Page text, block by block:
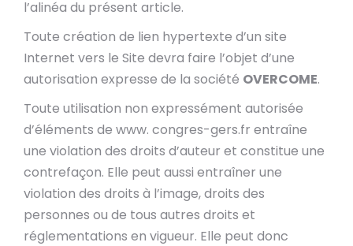
l’alinéa du présent article.
Toute création de lien hypertexte d’un site
Internet vers le Site devra faire l’objet d’une
autorisation expresse de la société OVERCOME.
Toute utilisation non expressément autorisée
d’éléments de www. congres-gers.fr entraîne
une violation des droits d’auteur et constitue une
contrefaçon. Elle peut aussi entraîner une
violation des droits à l’image, droits des
personnes ou de tous autres droits et
réglementations en vigueur. Elle peut donc